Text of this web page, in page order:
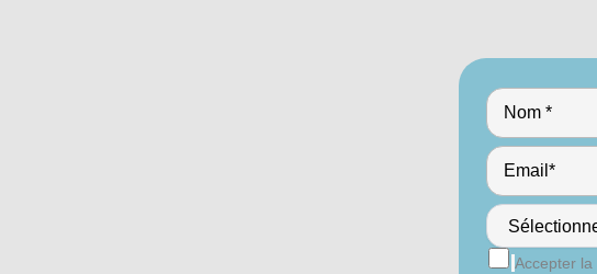
Accepter la